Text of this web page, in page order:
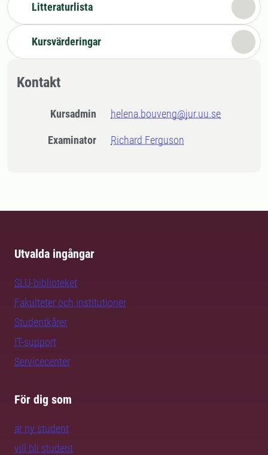
Litteraturlista
Kursvärderingar
Kontakt
Kursadmin helena.bouveng@jur.uu.se
Examinator Richard Ferguson
Utvalda ingångar
SLU-biblioteket
Fakulteter och institutioner
Studentkårer
IT-support
Servicecenter
För dig som
är ny student
vill bli student